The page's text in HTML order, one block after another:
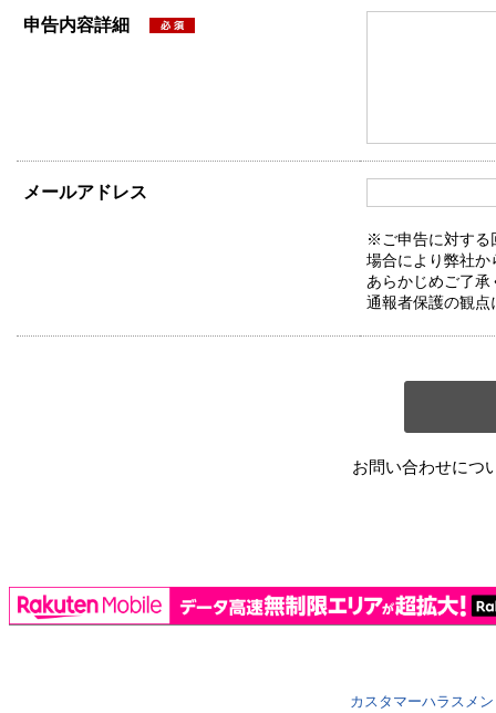
申告内容詳細
メールアドレス
※ご申告に対する
場合により弊社か
あらかじめご了承
通報者保護の観点
お問い合わせにつ
カスタマーハラスメ